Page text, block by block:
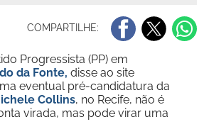
COMPARTILHE:
Progressista (PP) em
da Fonte, disse ao site
eventual pré-candidatura da
Collins, no Recife, não é
virada, mas pode virar uma